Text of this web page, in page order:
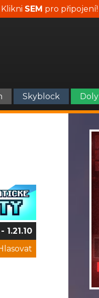
SEM pro připojení!
Skyblock Doly
1.21.10